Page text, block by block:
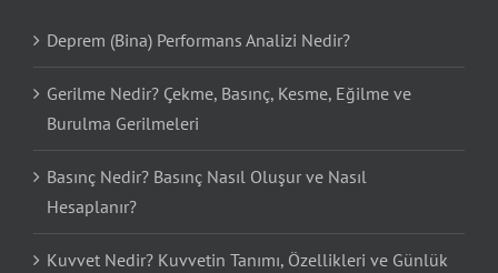
Deprem (Bina) Performans Analizi Nedir?
Gerilme Nedir? Çekme, Basınç, Kesme, Eğilme ve
Burulma Gerilmeleri
Basınç Nedir? Basınç Nasıl Oluşur ve Nasıl
Hesaplanır?
Kuvvet Nedir? Kuvvetin Tanımı, Özellikleri ve Günlük